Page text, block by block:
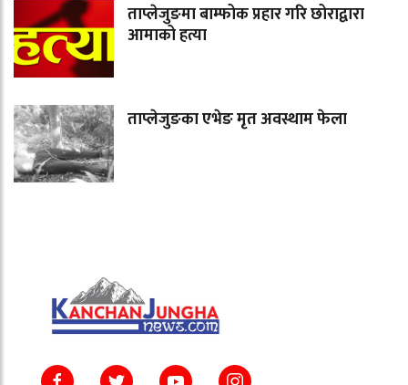
ताप्लेजुङमा बाम्फोक प्रहार गरि छोराद्वारा
आमाको हत्या
ताप्लेजुङका एभेङ मृत अवस्थाम फेला